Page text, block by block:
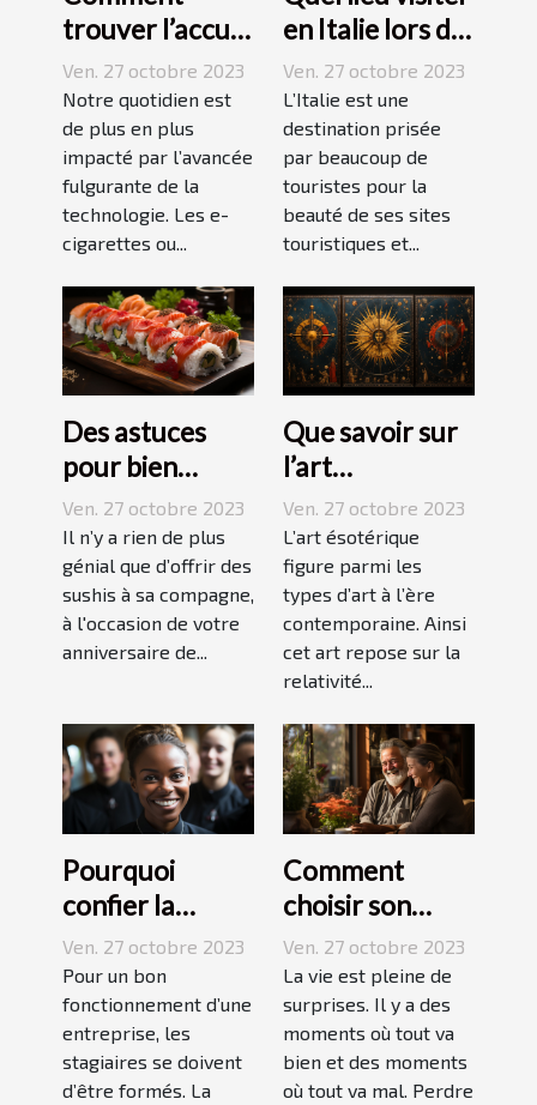
trouver l’accu
idéal pour sa e-
cigarette ?
Ven. 27 octobre 2023
Notre quotidien est
de plus en plus
impacté par l’avancée
fulgurante de la
technologie. Les e-
cigarettes ou...
en Italie lors de
vos vacances ?
Ven. 27 octobre 2023
L’Italie est une
destination prisée
par beaucoup de
touristes pour la
beauté de ses sites
touristiques et...
Des astuces
pour bien
réussir ses
sushis !
Ven. 27 octobre 2023
Il n’y a rien de plus
génial que d’offrir des
sushis à sa compagne,
à l'occasion de votre
anniversaire de...
Que savoir sur
l’art
ésotérique ?
Ven. 27 octobre 2023
L’art ésotérique
figure parmi les
types d’art à l’ère
contemporaine. Ainsi
cet art repose sur la
relativité...
Pourquoi
confier la
formation de
ses stagiaires à
JP2A-Génèse ?
Ven. 27 octobre 2023
Pour un bon
fonctionnement d’une
entreprise, les
stagiaires se doivent
d’être formés. La
Comment
choisir son
assurance
Dépendance ?
Ven. 27 octobre 2023
La vie est pleine de
surprises. Il y a des
moments où tout va
bien et des moments
où tout va mal. Perdre